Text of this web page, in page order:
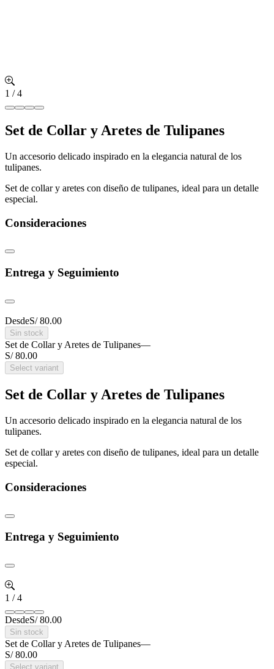
1 /4
Set de Collar y Aretes de Tulipanes
Un accesorio delicado inspirado en la elegancia natural de los
tulipanes.
Set de collar y aretes con diseño de tulipanes, ideal para un detalle
especial.
Consideraciones
Entrega y Seguimiento
DesdeS/ 80.00
Sin stock
Set de Collar y Aretes de Tulipanes—
S/ 80.00
Select variant
Set de Collar y Aretes de Tulipanes
Un accesorio delicado inspirado en la elegancia natural de los
tulipanes.
Set de collar y aretes con diseño de tulipanes, ideal para un detalle
especial.
Consideraciones
Entrega y Seguimiento
1 /4
DesdeS/ 80.00
Sin stock
Set de Collar y Aretes de Tulipanes—
S/ 80.00
Select variant